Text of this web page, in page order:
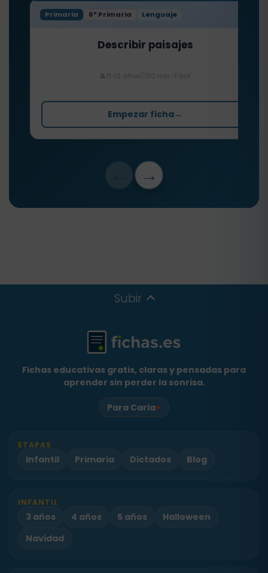
Primaria 6º Primaria Lenguaje
Describir paisajes
11-12 años 20 min Fácil
Empezar ficha→
→
Subir
Fichas educativas gratis, claras y pensadas para
aprender sin perder la sonrisa.
Para Carla♥
ETAPAS
Infantil Primaria Dictados Blog
INFANTIL
3 años 4 años 5 años
Halloween
Navidad